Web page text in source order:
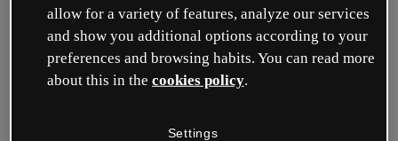
Crea il tuo account gratuito!
Quale opzione ti descrive meglio?
allow for a variety of features, analyze our services
and show you additional options according to your
preferences and browsing habits. You can read more
about this in the cookies policy.
Settings